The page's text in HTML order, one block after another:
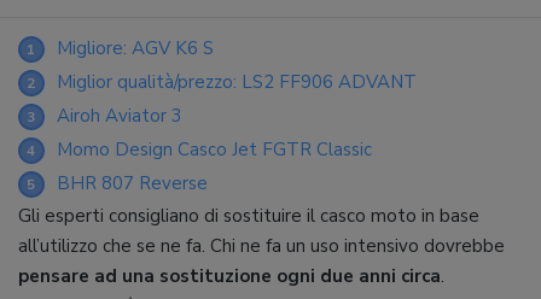
1 Migliore: AGV K6 S
2 Miglior qualità/prezzo: LS2 FF906 ADVANT
3 Airoh Aviator 3
4 Momo Design Casco Jet FGTR Classic
5
BHR 807 Reverse
Gli esperti consigliano di sostituire il casco moto in base
all’utilizzo che se ne fa. Chi ne fa un uso intensivo dovrebbe
pensare ad una sostituzione ogni due anni circa.